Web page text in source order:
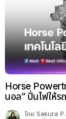
Horse
นอล” ปั่นไฟให้ร
โดย Sakura P.